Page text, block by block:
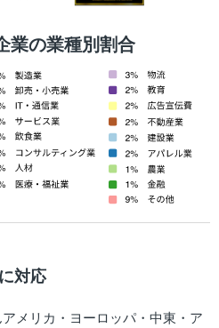
業の業種別割合
対応
メリカ・ヨーロッパ・中東・ア